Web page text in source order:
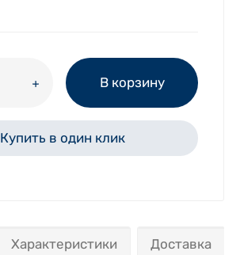
В корзину
Купить в один клик
Характеристики Доставка